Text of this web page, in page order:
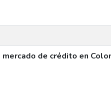
de crédito en